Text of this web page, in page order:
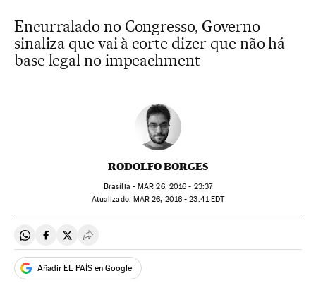
Encurralado no Congresso, Governo
sinaliza que vai à corte dizer que não há
base legal no impeachment
RODOLFO BORGES
Brasília -MAR 26, 2016 - 23:37
atualizado: MAR 26, 2016 - 23:41EDT
Compartir en Whatsapp
Compartir en Facebook
Compartir en Twitter
Desplegar Redes Sociales
Añadir EL PAÍS en Google